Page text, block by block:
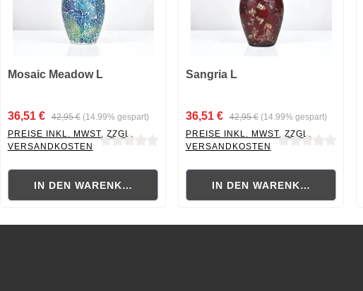
Mosaic Meadow L
36,51 € 42,95 € (14.99% gespart)
PREISE INKL. MWST. ZZGL.
VERSANDKOSTEN
IN DEN WARENKORB
Sangria L
36,51 € 42,95 € (14.99% gespart)
PREISE INKL. MWST. ZZGL.
VERSANDKOSTEN
IN DEN WARENKORB